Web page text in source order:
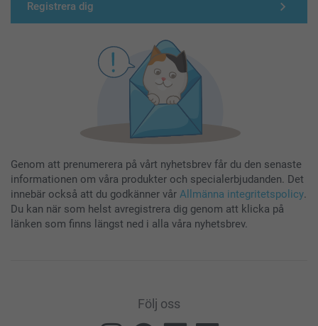
Registrera dig
Genom att prenumerera på vårt nyhetsbrev får du den senaste
informationen om våra produkter och specialerbjudanden. Det
innebär också att du godkänner vår Allmänna integritetspolicy.
Du kan när som helst avregistrera dig genom att klicka på
länken som finns längst ned i alla våra nyhetsbrev.
Följ oss